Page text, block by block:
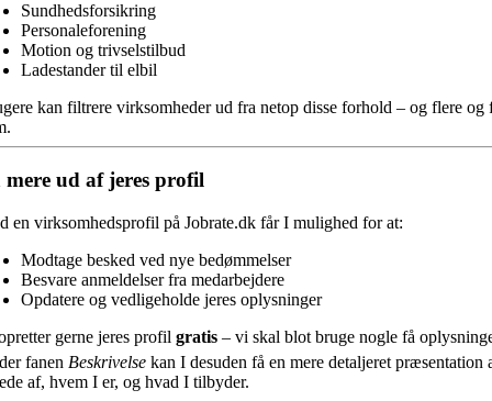
Sundhedsforsikring
Personaleforening
Motion og trivselstilbud
Ladestander til elbil
kan filtrere virksomheder ud fra netop disse forhold – og flere
mere ud af jeres profil
en virksomhedsprofil på Jobrate.dk får I mulighed for at:
Modtage besked ved nye bedømmelser
Besvare anmeldelser fra medarbejdere
Opdatere og vedligeholde jeres oplysninger
gerne jeres profilgratis – vi skal blot bruge nogle få
fanen Beskrivelse kan I desuden få en mere detaljeret
af, hvem I er, og hvad I tilbyder.